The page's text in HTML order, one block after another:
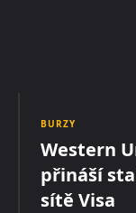
BURZY
Western
přináší
sítě Visa